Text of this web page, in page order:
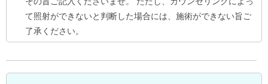
て照射ができないと判断した場合には、施術ができない旨ご
了承ください。